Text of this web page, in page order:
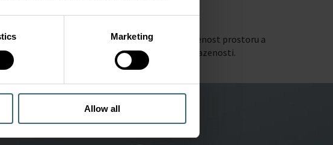
Marketing
Allow all
v porovnání s dobami, kdy je plná obsazenost prostoru a
vzduchu, aby odpovídaly měnící se úrovní obsazenosti.